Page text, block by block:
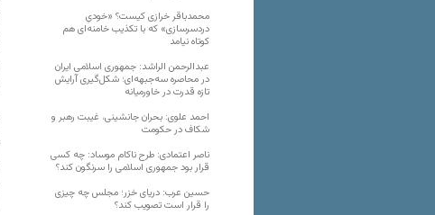
محمدباقر خرازی کیست؟ «خودیِ
دردسرسازی» که با تکذیب خامنه‌ای هم
کوتاه نیامد
عبدالرحمن الراشد: جمهوری اسلامی ایران
در محاصره سه‌جبهه‌ای؛ شکل‌گیری آرایش
تازه قدرت در خاورمیانه
احمد علوی: بحران جانشینی، غیبت رهبر و
شکاف در حکومت
ناصر اعتمادی: طرح ناکام موساد: چه کسی
قرار بود جمهوری اسلامی را سرنگون کند؟
حسین عرب: دریای خزر؛ مجلس چه چیزی
را قرار است تصویب کند؟